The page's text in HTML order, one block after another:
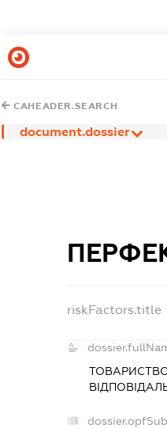
CAHEADER.SEARCH
document.dossier
riskFactors.title